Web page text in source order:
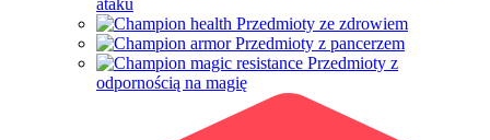
ataku
Przedmioty ze zdrowiem
Przedmioty z pancerzem
Przedmioty z
odpornością na magię